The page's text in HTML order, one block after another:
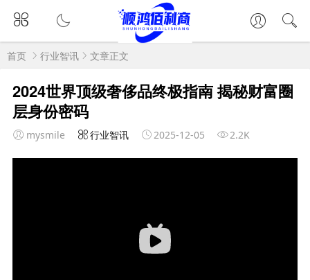
首页 行业智讯 文章正文
2024世界顶级奢侈品终极指南 揭秘财富圈
层身份密码
mysmile 行业智讯 2025-12-05 2.2K